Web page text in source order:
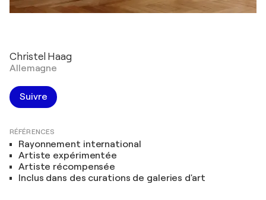
Christel Haag
Allemagne
Suivre
RÉFÉRENCES
Rayonnement international
Artiste expérimentée
Artiste récompensée
Inclus dans des curations de galeries d'art